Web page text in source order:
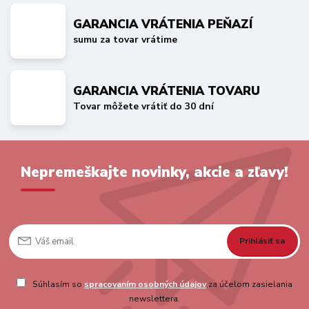
GARANCIA VRÁTENIA PEŇAZÍ
sumu za tovar vrátime
GARANCIA VRÁTENIA TOVARU
Tovar môžete vrátiť do 30 dní
Nepremeškajte novinky, akcie a zľavy!
Prihlásiť sa
Súhlasím so spracovaním osobných údajovza účelom zasielania
newslettera.